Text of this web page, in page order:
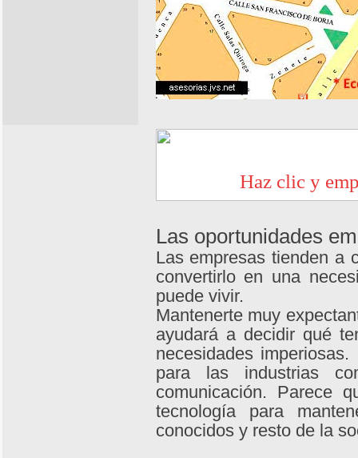
Las oportunidades
Las empresas tienden a
convertirlo en una
puede vivir.
Mantenerte muy
ayudará a decidir qué
necesidades
para las industrias
comunicación. Parece
tecnología para
conocidos y resto de la